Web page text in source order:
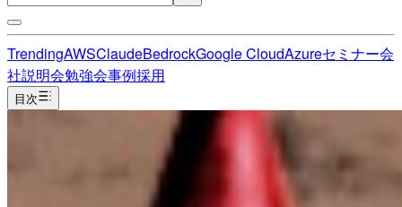
TrendingAWSClaudeBedrockGoogle CloudAzureセミナー会
社説明会勉強会事例採用
目次